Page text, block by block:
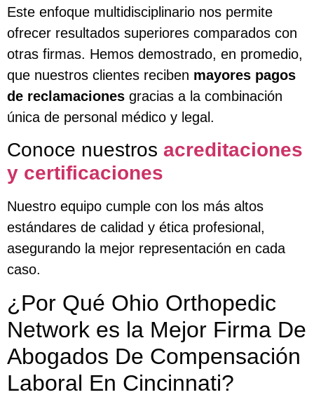
Este enfoque multidisciplinario nos permite
ofrecer resultados superiores comparados con
otras firmas. Hemos demostrado, en promedio,
que nuestros clientes reciben mayores pagos
de reclamaciones gracias a la combinación
única de personal médico y legal.
Conoce nuestros acreditaciones
y certificaciones
Nuestro equipo cumple con los más altos
estándares de calidad y ética profesional,
asegurando la mejor representación en cada
caso.
¿Por Qué Ohio Orthopedic
Network es la Mejor Firma De
Abogados De Compensación
Laboral En Cincinnati?